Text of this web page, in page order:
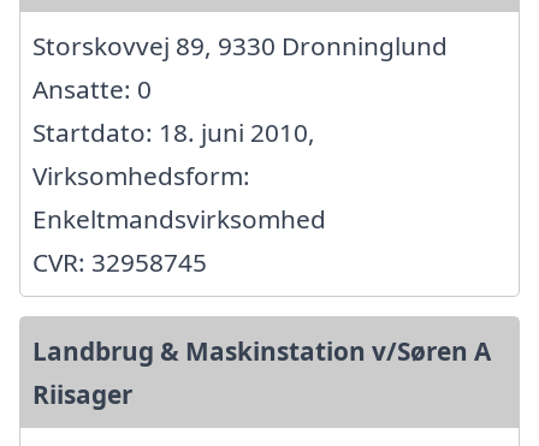
Storskovvej 89, 9330 Dronninglund
Ansatte: 0
Startdato: 18. juni 2010,
Virksomhedsform:
Enkeltmandsvirksomhed
CVR: 32958745
Landbrug & Maskinstation v/Søren A
Riisager